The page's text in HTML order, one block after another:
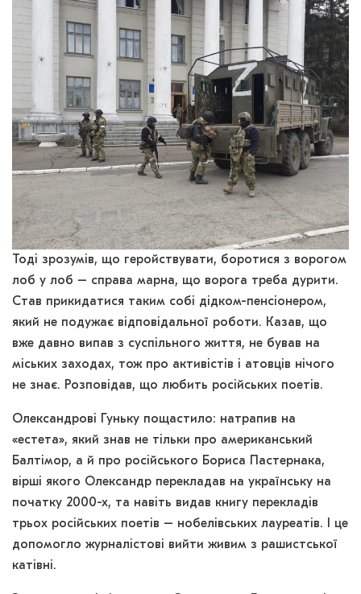
Тоді зрозумів, що геройствувати, боротися з ворогом
лоб у лоб – справа марна, що ворога треба дурити.
Став прикидатися таким собі дідком-пенсіонером,
який не подужає відповідальної роботи. Казав, що
вже давно випав з суспільного життя, не бував на
міських заходах, тож про активістів і атовців нічого
не знає. Розповідав, що любить російських поетів.
Олександрові Гуньку пощастило: натрапив на
«естета», який знав не тільки про американський
Балтімор, а й про російського Бориса Пастернака,
вірші якого Олександр перекладав на українську на
початку 2000-х, та навіть видав книгу перекладів
трьох російських поетів – нобелівських лауреатів. І це
допомогло журналістові вийти живим з рашистської
катівні.